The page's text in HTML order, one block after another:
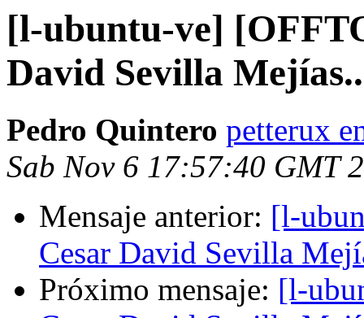
[l-ubuntu-ve]
David Sevilla
Pedro Quintero petterux
Sab Nov 6 17:57:40 GMT
Mensaje anterior: [l-
Cesar David Sevilla
Próximo mensaje: [l-